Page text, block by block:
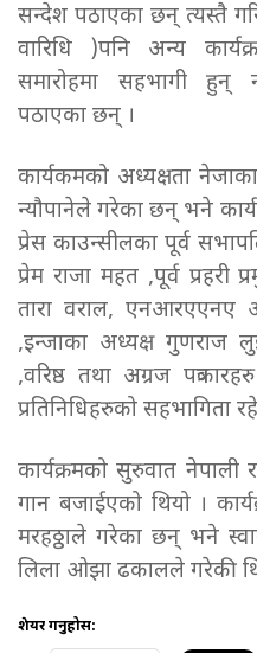
सन्देश पठाएका छन् त्यस्तै
वारिधि )पनि अन्य
समारोहमा सहभागी
पठाएका छन् ।
कार्यकमको अध्यक्षता
न्यौपानेले गरेका छन् भने
प्रेस काउन्सीलका पूर्व
प्रेम राजा महत ,पूर्व प्रहरी
तारा वराल, एनआरएएनए
,इन्जाका अध्यक्ष गुणराज
,वरिष्ठ तथा अग्रज
प्रतिनिधिहरुको सहभागिता
कार्यक्रमको सुरुवात नेपाली
गान बजाईएको थियो ।
मरहठ्ठाले गरेका छन् भने
लिला ओझा ढकालले गरेकी
शेयर गर्नुहोस: